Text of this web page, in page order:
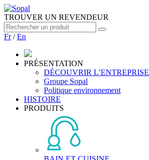
TROUVER UN REVENDEUR
Fr/En
PRÉSENTATION
DÉCOUVRIR L’ENTREPRISE
Groupe Sopal
Politique environnement
HISTOIRE
PRODUITS